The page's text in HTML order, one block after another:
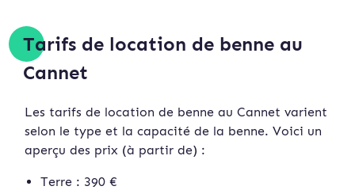
Tarifs de location de benne au
Cannet
Les tarifs de location de benne au Cannet varient
selon le type et la capacité de la benne. Voici un
aperçu des prix (à partir de) :
Terre : 390 €